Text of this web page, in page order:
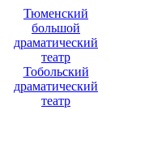
Тюменский
большой
драматический
театр
Тобольский
драматический
театр